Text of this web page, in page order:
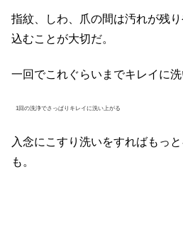
指紋、しわ、爪の間は汚れが残
込むことが大切だ。
一回でこれぐらいまでキレイに洗
1回の洗浄でさっぱりキレイに洗い上がる
入念にこすり洗いをすればもっ
も。